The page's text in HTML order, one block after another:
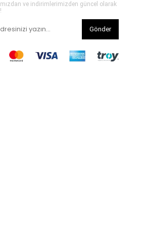
ve indirimlerimizden güncel olarak
Gönder